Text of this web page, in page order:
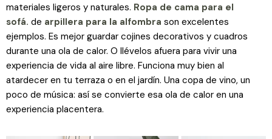
materiales ligeros y naturales. Ropa de cama para el
sofá. de arpillera para la alfombra son excelentes
ejemplos. Es mejor guardar cojines decorativos y cuadros
durante una ola de calor. O llévelos afuera para vivir una
experiencia de vida al aire libre. Funciona muy bien al
atardecer en tu terraza o en el jardín. Una copa de vino, un
poco de música: así se convierte esa ola de calor en una
experiencia placentera.